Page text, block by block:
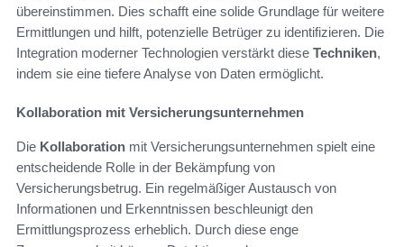
übereinstimmen. Dies schafft eine solide Grundlage für weitere
Ermittlungen und hilft, potenzielle Betrüger zu identifizieren. Die
Integration moderner Technologien verstärkt diese Techniken,
indem sie eine tiefere Analyse von Daten ermöglicht.
Kollaboration mit Versicherungsunternehmen
Die Kollaboration mit Versicherungsunternehmen spielt eine
entscheidende Rolle in der Bekämpfung von
Versicherungsbetrug. Ein regelmäßiger Austausch von
Informationen und Erkenntnissen beschleunigt den
Ermittlungsprozess erheblich. Durch diese enge